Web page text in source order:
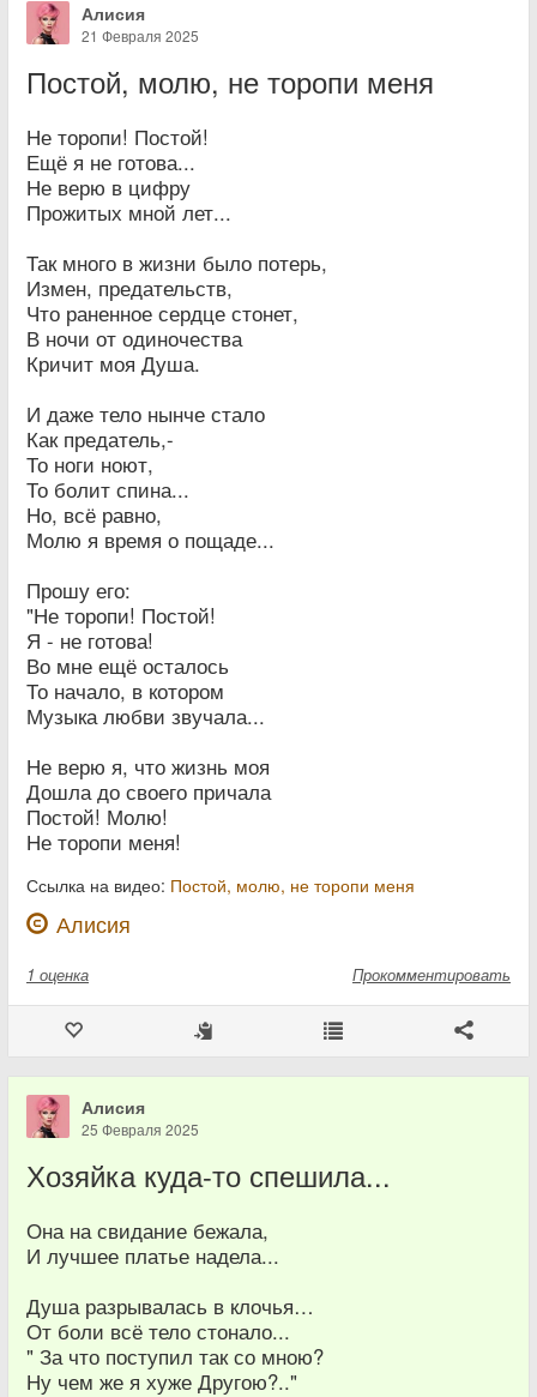
Алисия
21 Февраля 2025
Постой, молю, не торопи меня
Не торопи! Постой!
Ещё я не готова...
Не верю в цифру
Прожитых мной лет...
Так много в жизни было потерь,
Измен, предательств,
Что раненное сердце стонет,
В ночи от одиночества
Кричит моя Душа.
И даже тело нынче стало
Как предатель,-
То ноги ноют,
То болит спина...
Но, всё равно,
Молю я время о пощаде...
Прошу его:
"Не торопи! Постой!
Я - не готова!
Во мне ещё осталось
То начало, в котором
Музыка любви звучала...
Не верю я, что жизнь моя
Дошла до своего причала
Постой! Молю!
Не торопи меня!
Ссылка на видео: Постой, молю, не торопи меня
Алисия
1 оценка Прокомментировать
Алисия
25 Февраля 2025
Хозяйка куда-то спешила...
Она на свидание бежала,
И лучшее платье надела...
Душа разрывалась в клочья…
От боли всё тело стонало...
" За что поступил так со мною?
Ну чем же я хуже Другою?.."